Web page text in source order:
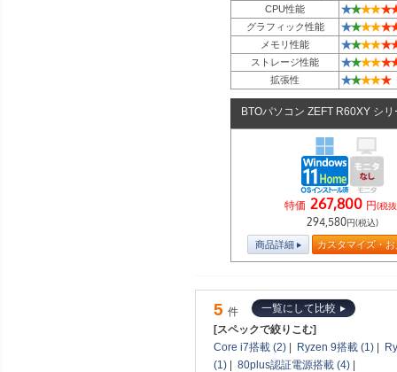
CPU性能
★★★★★
グラフィック性能 ★★★★★
メモリ性能 ★★★★★
ストレージ性能 ★★★★★
拡張性 ★★★★★
BTOパソコン ZEFT R60XY シリ
特価 267,800 円(税
294,580円(税込)
商品詳細 カスタマイズ・
5 件
一覧にして比較
[スペックで絞りこむ]
Core i7搭載 (2) | Ryzen 9搭載 (1) |
(1) | 80plus認証電源搭載 (4) |